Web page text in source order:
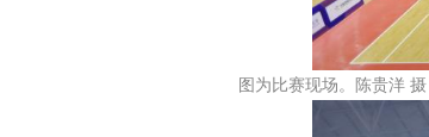
图为比赛现场。陈贵洋 摄